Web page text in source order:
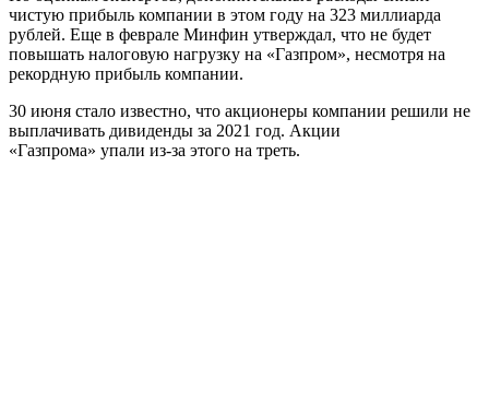
чистую прибыль компании в этом году на 323 миллиарда
рублей. Еще в феврале Минфин утверждал, что не будет
повышать налоговую нагрузку на «Газпром», несмотря на
рекордную прибыль компании.
30 июня стало известно, что акционеры компании решили не
выплачивать дивиденды за 2021 год. Акции
«Газпрома» упали из-за этого на треть.